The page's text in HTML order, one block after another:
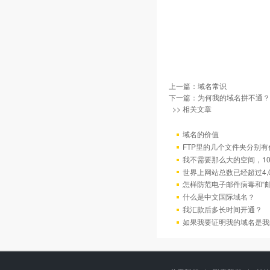
上一篇： 域名常识
下一篇： 为何我的域名拼不通？
>> 相关文章
域名的价值
FTP里的几个文件夹分别
我不需要那么大的空间，
世界上网站总数已经超过
怎样防范电子邮件病毒和“
什么是中文国际域名？
我汇款后多长时间开通？
如果我要证明我的域名是